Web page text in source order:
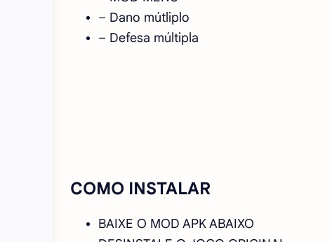
– Dano mútliplo
– Defesa múltipla
COMO INSTALAR
BAIXE O MOD APK ABAIXO